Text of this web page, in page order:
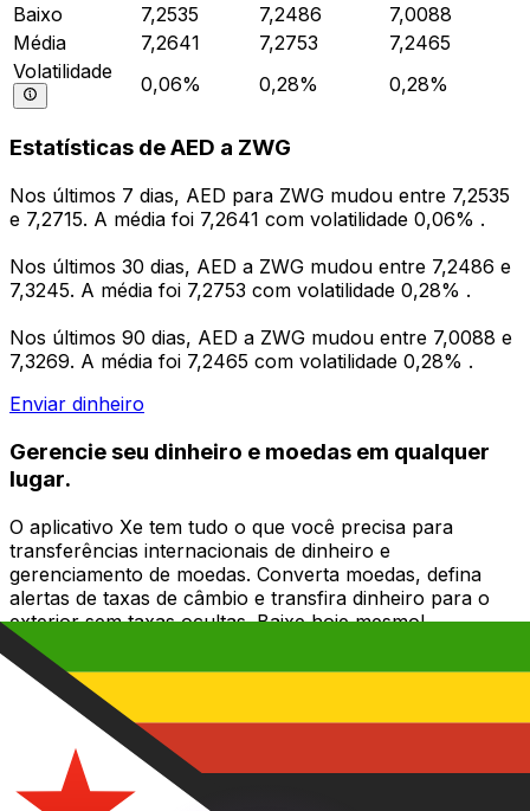
Baixo
7,2535 7,2486
7,0088
Média
7,2641 7,2753
7,2465
Volatilidade
0,06% 0,28% 0,28%
Estatísticas de AED a ZWG
Nos últimos 7 dias, AED para ZWG mudou entre 7,2535
e 7,2715. A média foi 7,2641 com volatilidade 0,06% .
Nos últimos 30 dias, AED a ZWG mudou entre 7,2486 e
7,3245. A média foi 7,2753 com volatilidade 0,28% .
Nos últimos 90 dias, AED a ZWG mudou entre 7,0088 e
7,3269. A média foi 7,2465 com volatilidade 0,28% .
Enviar dinheiro
Gerencie seu dinheiro e moedas em qualquer
lugar.
O aplicativo Xe tem tudo o que você precisa para
transferências internacionais de dinheiro e
gerenciamento de moedas. Converta moedas, defina
alertas de taxas de câmbio e transfira dinheiro para o
exterior sem taxas ocultas. Baixe hoje mesmo!